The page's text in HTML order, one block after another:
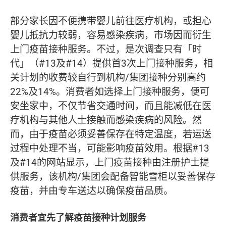
部分家长因不便携带婴儿前往医疗机构，或担心
婴儿抵抗力较弱，容易感染疾病，市场因而衍生
上门疫苗接种服务。不过，是次调查只有「时
代」（#13及#14）提供首3次上门接种服务，相
关计划的收费较自行到机构/集团接种分别高约
22%及14%。消费者如选择上门接种服务，便可
安坐家中，不仅节省交通时间，而且能减低在医
疗机构与其他人士接触而感染疾病的风险。然
而，由于疫苗必须妥善保存在特定温度，若运送
过程中处理不当，可能影响疫苗效用。根据#13
及#14的网站显示，上门疫苗接种由注册护士提
供服务，该机构/集团会配备智能雪柜以妥善保存
疫苗，并由专车送达以确保疫苗品质。
消费者宜先了解疫苗接种计划服务